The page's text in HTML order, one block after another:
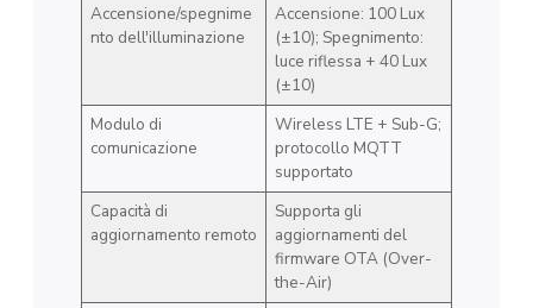
Accensione/spegnime
nto dell'illuminazione
Accensione: 100 Lux
(±10); Spegnimento:
luce riflessa + 40 Lux
(±10)
Modulo di
comunicazione
Wireless LTE + Sub-G;
protocollo MQTT
supportato
Capacità di
aggiornamento remoto
Supporta gli
aggiornamenti del
firmware OTA (Over-
the-Air)